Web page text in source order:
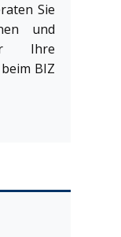
Sie
und
Ihre
beim BIZ